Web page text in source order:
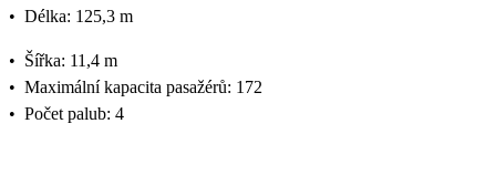
• Délka: 125,3 m
• Šířka: 11,4 m
• Maximální kapacita pasažérů: 172
• Počet palub: 4